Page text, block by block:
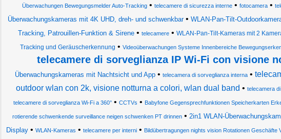
Überwachungen Bewegungsmelder Auto-Tracking • telecamere di sicurezza interne • fotocamera •
Überwachungskameras mit 4K UHD, dreh- und schwenkbar• WLAN-Pan-Tilt-
Tracking, Patrouillen-Funktion & Sirene • telecamere • WLAN-Pan-Tilt-Kameras mit 2
Tracking und Geräuscherkennung • Videoüberwachungen Systeme Innenbereiche
telecamere di sorveglianza IP Wi-Fi con visione
Überwachungskameras mit Nachtsicht und App • telecamera di sorveglianza interna •
outdoor wlan con 2k, visione notturna a colori, wlan dual band • telecamera
telecamere di sorveglianza Wi-Fi a 360° • CCTVs • Babyfone Gegensprechfunktionen Speicherkarten
rotierende schwenkende surveillance neigen schwenken PT drinnen • 2in1 WLAN-
Display • WLAN-Kameras • telecamere per interni • Bildübertragungen nights vision Rotationen Geschäfte